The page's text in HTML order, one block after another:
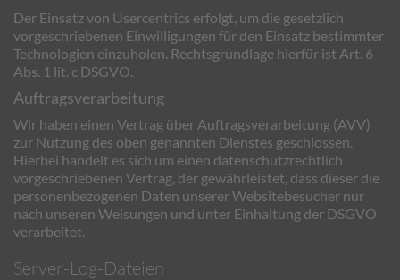
Der Einsatz von Usercentrics erfolgt, um die gesetzlich
vorgeschriebenen Einwilligungen für den Einsatz bestimmter
Technologien einzuholen. Rechtsgrundlage hierfür ist Art. 6
Abs. 1 lit. c DSGVO.
Auftragsverarbeitung
Wir haben einen Vertrag über Auftragsverarbeitung (AVV)
zur Nutzung des oben genannten Dienstes geschlossen.
Hierbei handelt es sich um einen datenschutzrechtlich
vorgeschriebenen Vertrag, der gewährleistet, dass dieser die
personenbezogenen Daten unserer Websitebesucher nur
nach unseren Weisungen und unter Einhaltung der DSGVO
verarbeitet.
Server-Log-Dateien